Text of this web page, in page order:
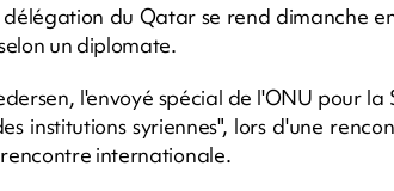
délégation du Qatar se rend dimanche
un diplomate.
l'envoyé spécial de l'ONU pour
institutions syriennes", lors d'une
internationale.